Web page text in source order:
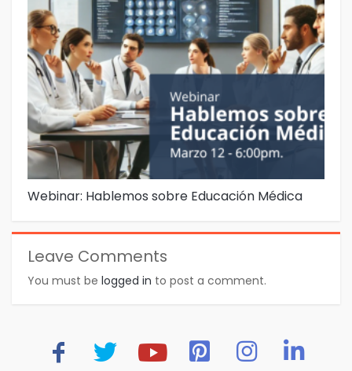
Webinar: Hablemos sobre Educación Médica
Leave Comments
You must be logged in to post a comment.